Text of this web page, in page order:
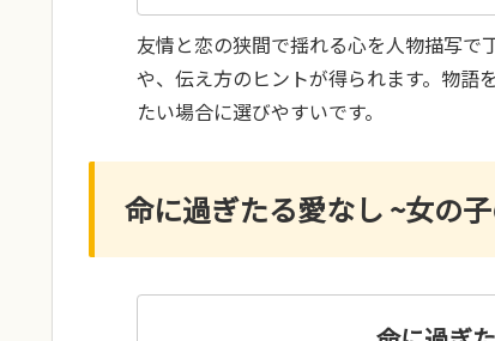
友情と恋の狭間で揺れる心を人物描写
や、伝え方のヒントが得られます。物語
たい場合に選びやすいです。
命に過ぎたる愛なし ~女の